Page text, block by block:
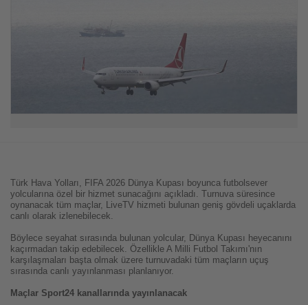
Türk Hava Yolları, FIFA 2026 Dünya Kupası boyunca futbolsever
yolcularına özel bir hizmet sunacağını açıkladı. Turnuva süresince
oynanacak tüm maçlar, LiveTV hizmeti bulunan geniş gövdeli uçaklarda
canlı olarak izlenebilecek.
Böylece seyahat sırasında bulunan yolcular, Dünya Kupası heyecanını
kaçırmadan takip edebilecek. Özellikle A Milli Futbol Takımı'nın
karşılaşmaları başta olmak üzere turnuvadaki tüm maçların uçuş
sırasında canlı yayınlanması planlanıyor.
Maçlar Sport24 kanallarında yayınlanacak